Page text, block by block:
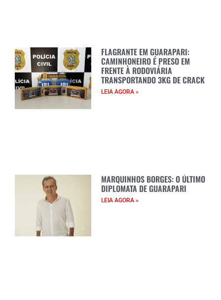
FLAGRANTE EM GUARAPARI:
CAMINHONEIRO É PRESO EM
FRENTE À RODOVIÁRIA
TRANSPORTANDO 3KG DE CRACK
LEIA AGORA »
MARQUINHOS BORGES: O ÚLTIMO
DIPLOMATA DE GUARAPARI
LEIA AGORA »